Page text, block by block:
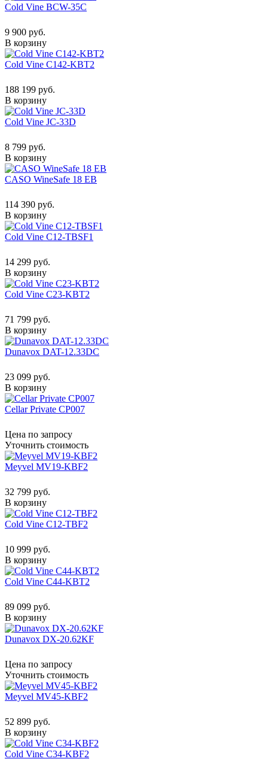
Cold Vine BCW-35C
9 900 руб.
В корзину
Cold Vine C142-KBT2
188 199 руб.
В корзину
Cold Vine JC-33D
8 799 руб.
В корзину
CASO WineSafe 18 EB
114 390 руб.
В корзину
Cold Vine C12-TBSF1
14 299 руб.
В корзину
Cold Vine C23-KBT2
71 799 руб.
В корзину
Dunavox DAT-12.33DC
23 099 руб.
В корзину
Cellar Private CP007
Цена по запросу
Уточнить стоимость
Meyvel MV19-KBF2
32 799 руб.
В корзину
Cold Vine C12-TBF2
10 999 руб.
В корзину
Cold Vine C44-KBT2
89 099 руб.
В корзину
Dunavox DX-20.62KF
Цена по запросу
Уточнить стоимость
Meyvel MV45-KBF2
52 899 руб.
В корзину
Cold Vine C34-KBF2